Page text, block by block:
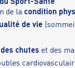
Sport-Santé
de la condition
de vie
chutes et des